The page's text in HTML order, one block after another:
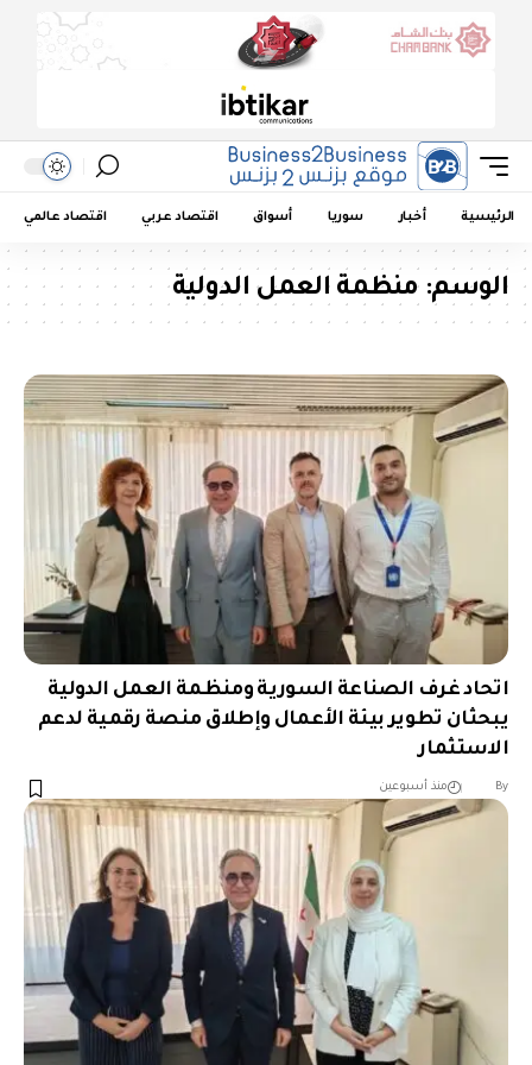
الرئيسية أخبار سوريا أسواق اقتصاد عربي اقتصاد عالمي
الوسم:منظمة العمل الدولية
اتحاد غرف الصناعة السورية ومنظمة العمل الدولية
يبحثان تطوير بيئة الأعمال وإطلاق منصة رقمية لدعم
الاستثمار
By منذ أسبوعين